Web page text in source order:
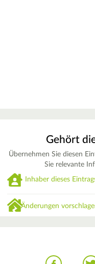
Gehört
Übernehmen Sie diesen
Sie relevante
Inhaber dieses
Änderungen